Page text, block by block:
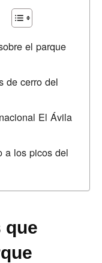
el parque
de cerro del
El Ávila
a los picos del
que